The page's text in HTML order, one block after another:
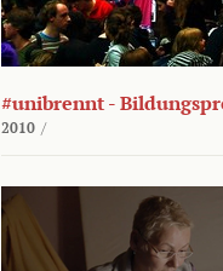
#unibrennt -
2010 /